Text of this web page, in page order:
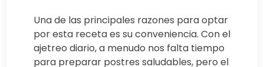
Una de las principales razones para optar
por esta receta es su conveniencia. Con el
ajetreo diario, a menudo nos falta tiempo
para preparar postres saludables, pero el